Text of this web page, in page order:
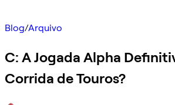
Blog/Arquivo
C: A Jogada Alpha
Corrida de Touros?